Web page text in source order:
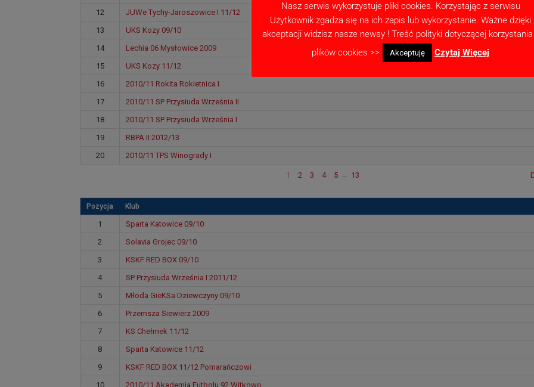
12
JUWe Tychy-Jaroszowice I 11/12
13
UKS Kozy 09/10
14
Lechia 06 Mysłowice 2009
15
UKS Kozy 11/12
16
2010/11 Rokita Rokietnica I
17
2010/11 SP Przysiuda Września II
18
2010/11 SP Przysiuda Września I
19
RBPA II 2012/13
20
2010/11 TPS Winogrady I
1 2 3 4 5 … 13
Pozycja Klub
1
Sparta Katowice 09/10
2
Solavia Grojec 09/10
3
KSKF RED BOX 09/10
4
SP Przysiuda Września I 2011/12
5
Młoda GieKSa Dziewczyny 09/10
6
Przemsza Siewierz 2009
7
KS Chełmek 11/12
8
Sparta Katowice 11/12
9
KSKF RED BOX 11/12 Pomarańczowi
10
2010/11 Akademia Futbolu 92 Witkowo
Nasz serwis wykorzystuje pliki cookies. Korzystając z serwisu
Użytkownik zgadza się na ich zapis lub wykorzystanie. Ważne dzięki
akceptacji widzisz nasze newsy ! Treść polityki dotyczącej
plików cookies >>
Akceptuję Czytaj Więcej